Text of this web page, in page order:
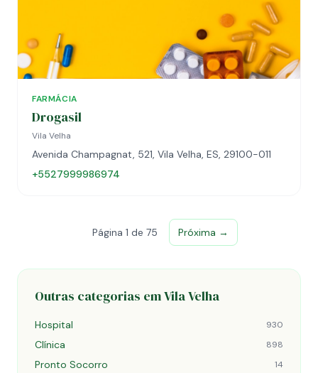
FARMÁCIA
Drogasil
Vila Velha
Avenida Champagnat, 521, Vila Velha, ES, 29100-011
+5527999986974
Página 1 de 75 Próxima →
Outras categorias em Vila Velha
Hospital 930
Clínica 898
Pronto Socorro 14